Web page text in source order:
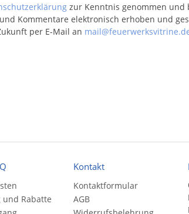
zur Kenntnis genommen und
Kommentare elektronisch erhoben und
per E-Mail an
und Rabatte
Kontakt
Kontaktformular
AGB